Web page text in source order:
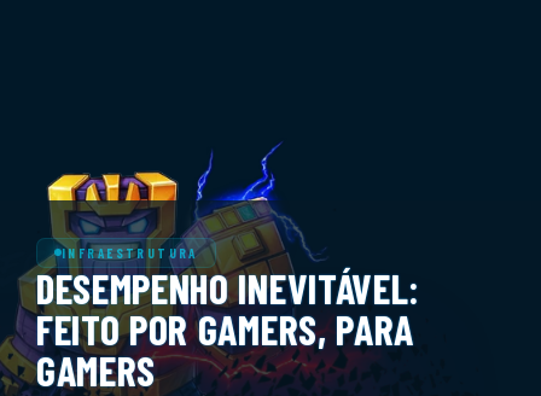
INFRAESTRUTURA
DESEMPENHO INEVITÁVEL:
FEITO POR GAMERS, PARA
GAMERS